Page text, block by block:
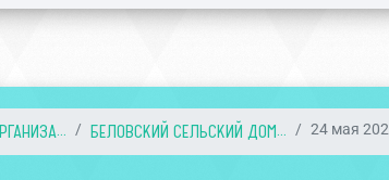
БЕЛОВСКИЙ СЕЛЬСКИЙ ДОМ... 24 мая